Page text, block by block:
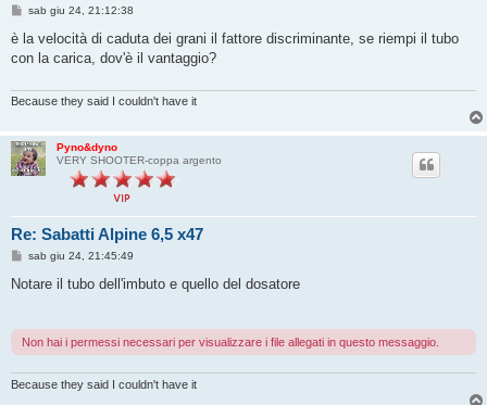
M
s
a
i
sab giu 24, 21:12:38
è la velocità di caduta dei grani il fattore discriminante, se riempi il tubo
con la carica, dov'è il vantaggio?
Because they said I couldn't have it
Pyno&dyno
VERY SHOOTER-coppa argento
Re: Sabatti Alpine 6,5 x47
M
s
g
i
o
sab giu 24, 21:45:49
Notare il tubo dell'imbuto e quello del dosatore
Non hai i permessi necessari per visualizzare i file allegati in questo messaggio.
Because they said I couldn't have it